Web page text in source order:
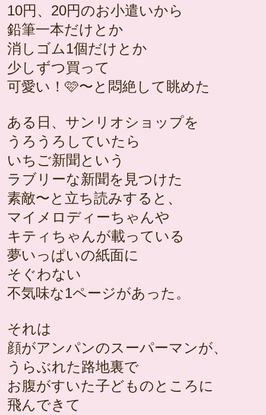
10円、20円のお小遣いから
鉛筆一本だけとか
消しゴム1個だけとか
少しずつ買って
可愛い！🩷〜と悶絶して眺めた
ある日、サンリオショップを
うろうろしていたら
いちご新聞という
ラブリーな新聞を見つけた
素敵〜と立ち読みすると、
マイメロディーちゃんや
キティちゃんが載っている
夢いっぱいの紙面に
そぐわない
不気味な1ページがあった。
それは
顔がアンパンのスーパーマンが、
うらぶれた路地裏で
お腹がすいた子どものところに
飛んできて